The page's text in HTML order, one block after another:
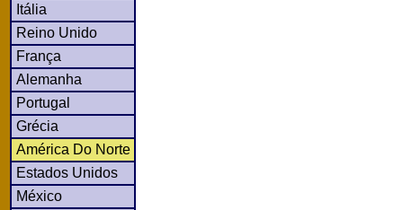
Itália
Reino Unido
França
Alemanha
Portugal
Grécia
América Do Norte
Estados Unidos
México